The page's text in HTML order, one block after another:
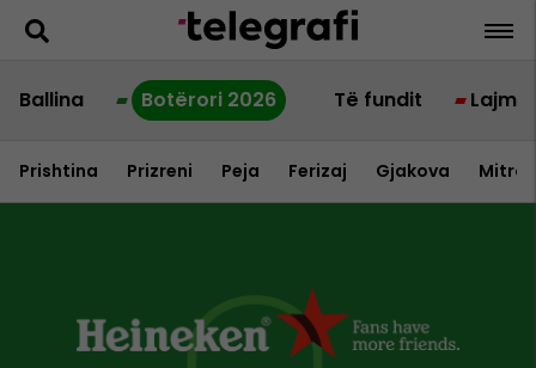
Ballina Botërori 2026 Të fundit Lajme
Prishtina Prizreni Peja Ferizaj Gjakova